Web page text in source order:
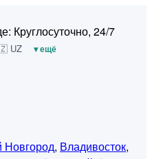
Круглосуточно, 24/7
UZ ▾ ещё
Новгород, Владивосток,